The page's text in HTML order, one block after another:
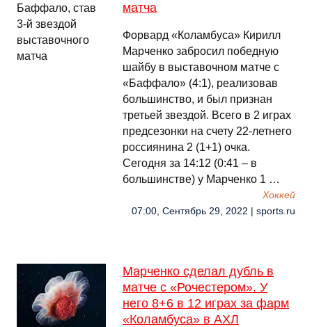
матча
Форвард «Коламбуса» Кирилл
Марченко забросил победную
шайбу в выставочном матче с
«Баффало» (4:1), реализовав
большинство, и был признан
третьей звездой. Всего в 2 играх
предсезонки на счету 22-летнего
россиянина 2 (1+1) очка.
Сегодня за 14:12 (0:41 – в
большинстве) у Марченко 1 …
Хоккей
07:00, Сентябрь 29, 2022 | sports.ru
Марченко сделал дубль в
матче с «Рочестером». У
него 8+6 в 12 играх за фарм
«Коламбуса» в АХЛ